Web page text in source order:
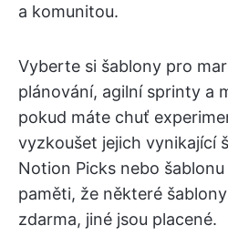
a komunitou.
Vyberte si šablony pro
plánování, agilní sprinty a
pokud máte chuť
vyzkoušet jejich vynikající
Notion Picks nebo
paměti, že některé
zdarma, jiné jsou placené.